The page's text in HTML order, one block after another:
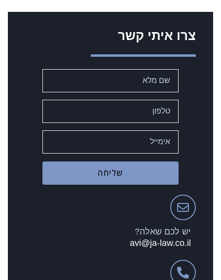
צרו איתי קשר
שליחה
יש לכם שאלה?
avi@ja-law.co.il